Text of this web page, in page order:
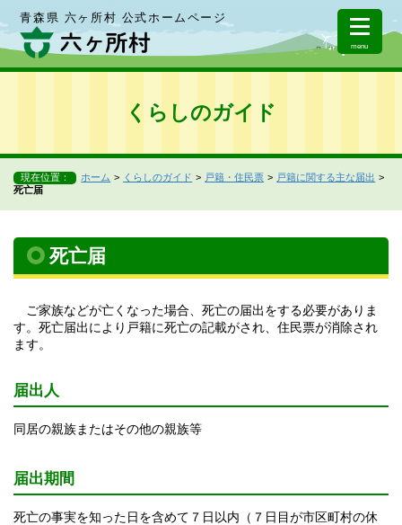
青森県 六ヶ所村 公式ホームページ
menu
くらしのガイド
現在位置： ホーム くらしのガイド 戸籍・住民票
戸籍に関する主な届出
死亡届
死亡届
ご家族などが亡くなった場合、死亡の届出をする必要がありま
す。死亡届出により戸籍に死亡の記載がされ、住民票が消除され
ます。
届出人
同居の親族またはその他の親族等
届出期間
死亡の事実を知った日を含めて７日以内（７日目が市区町村の休